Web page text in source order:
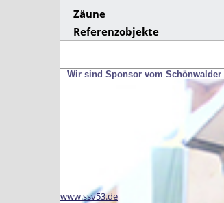
Zäune
Referenzobjekte
Wir sind Sponsor vom Schönwalder
www.ssv53.de